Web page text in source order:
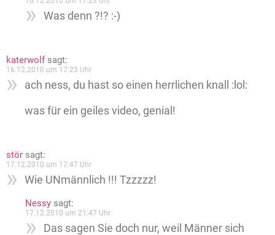
Was denn ?!? :-)
katerwolf sagt:
16.12.2010 um 17:23 Uhr
ach ness, du hast so einen herrlichen knall :lol:
was für ein geiles video, genial!
stör sagt:
17.12.2010 um 17:47 Uhr
Wie UNmännlich !!! Tzzzzz!
Nessy sagt:
17.12.2010 um 21:47 Uhr
Das sagen Sie doch nur, weil Männer sich